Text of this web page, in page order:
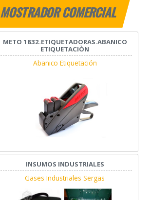
MOSTRADOR COMERCIAL
METO 1832.ETIQUETADORAS.ABANICO
ETIQUETACIÒN
Abanico Etiquetación
INSUMOS INDUSTRIALES
Gases Industriales Sergas